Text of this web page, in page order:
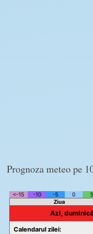
Prognoza meteo pe
<-15 -10 -5 0 5
Ziua
Azi,
Calendarul zilei: